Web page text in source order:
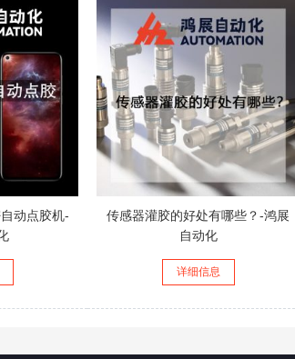
动点胶机-
传感器灌胶的好处有哪些？-鸿展
自动化
详细信息